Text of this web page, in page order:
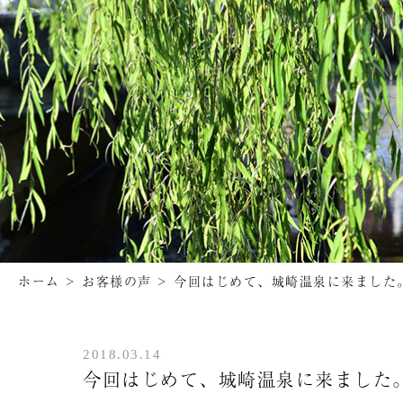
ホーム > お客様の声 > 今回はじめて、城崎温泉に来ました
2018.03.14
今回はじめて、城崎温泉に来ました